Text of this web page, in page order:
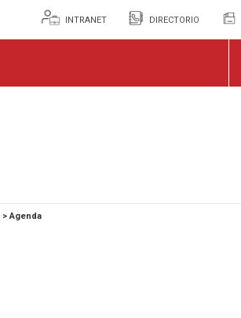
INTRANET DIRECTORIO
>Agenda